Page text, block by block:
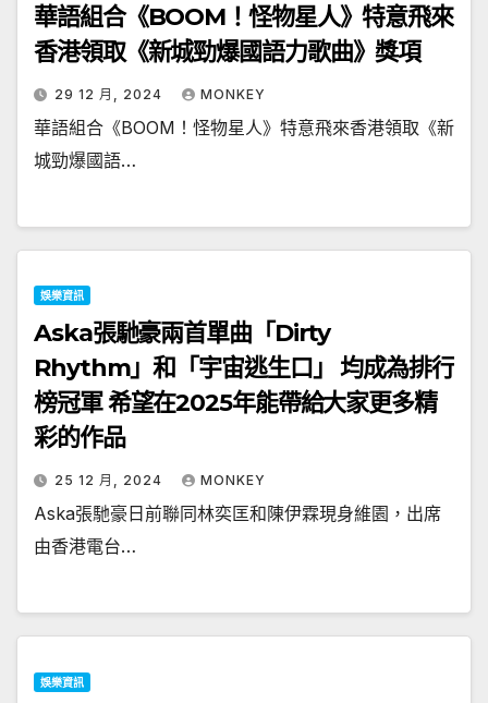
華語組合《BOOM！怪物星人》特意飛來
香港領取《新城勁爆國語力歌曲》獎項
29 12 月, 2024 MONKEY
華語組合《BOOM！怪物星人》特意飛來香港領取《新
城勁爆國語…
娛樂資訊
Aska張馳豪兩首單曲「Dirty
Rhythm」和「宇宙逃生口」 均成為排行
榜冠軍 希望在2025年能帶給大家更多精
彩的作品
25 12 月, 2024 MONKEY
Aska張馳豪日前聯同林奕匡和陳伊霖現身維園，出席
由香港電台…
娛樂資訊